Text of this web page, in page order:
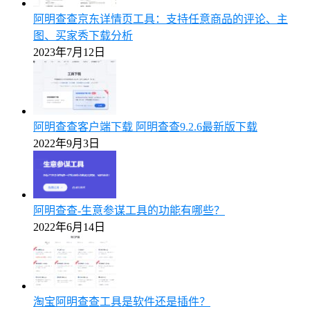
阿明查查京东详情页工具：支持任意商品的评论、主
图、买家秀下载分析
2023年7月12日
阿明查查客户端下载 阿明查查9.2.6最新版下载
2022年9月3日
阿明查查-生意参谋工具的功能有哪些？
2022年6月14日
淘宝阿明查查工具是软件还是插件？